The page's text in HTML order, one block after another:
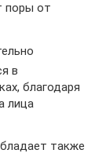
поры от
в
благодаря
лица
также